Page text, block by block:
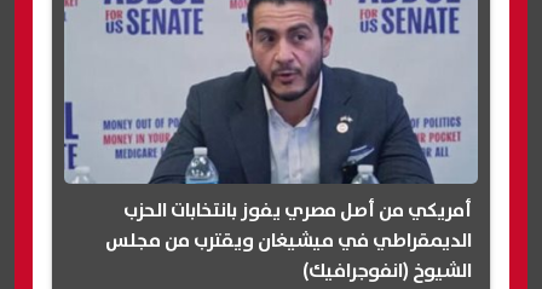
أمريكي من أصل مصري يفوز بانتخابات الحزب
الديمقراطي في ميشيغان ويقترب من مجلس
الشيوخ (انفوجرافيك)